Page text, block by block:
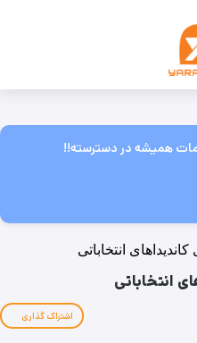
همیشه در دسترسته!!
انتخاباتی
اشتراک گذاری